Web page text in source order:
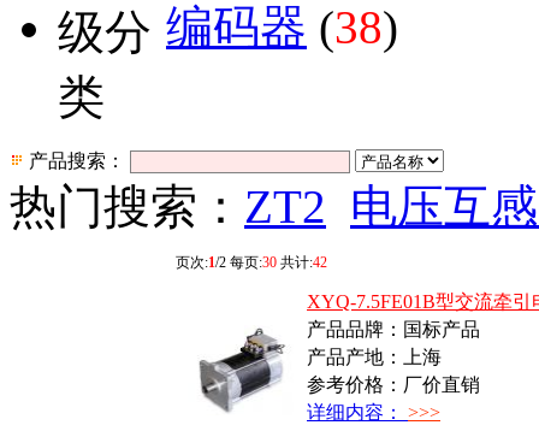
编码器 (38)
产品搜索：
热门搜索： ZT2 电压互
页次:1/2 每页:30 共计:42
XYQ-7.5FE01B型交流牵引
产品品牌：国标产品
产品产地：上海
参考价格：厂价直销
详细内容： >>>